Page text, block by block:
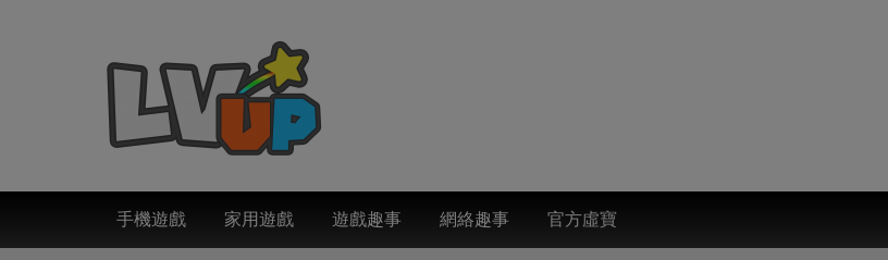
手機遊戲 家用遊戲 遊戲趣事 網絡趣事 官方虛寶